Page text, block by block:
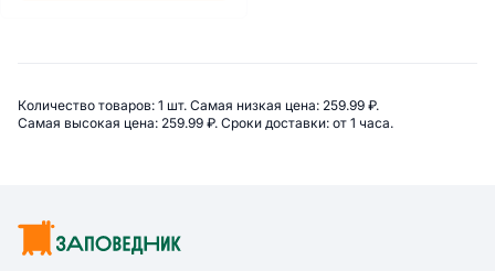
Сводная информация по
Количество товаров: 1 шт. Самая низкая цена: 259.99 ₽.
Самая высокая цена: 259.99 ₽. Сроки доставки: от 1 часа.